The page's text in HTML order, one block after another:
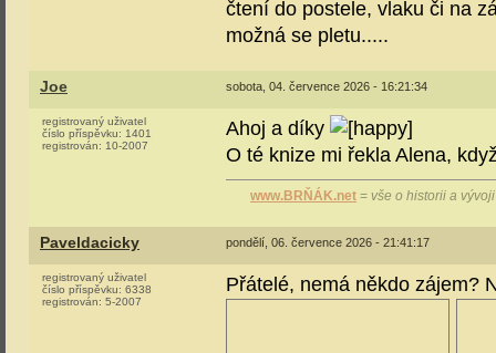
čtení do postele, vlaku či na
možná se pletu.....
Joe sobota, 04. července 2026 - 16:21:34
registrovaný uživatel
číslo příspěvku: 1401
registrován: 10-2007
Ahoj a díky
O té knize mi řekla Alena,
www.BRŇÁK.net = vše o historii a
Paveldacicky pondělí, 06. července 2026 - 21:41:17
registrovaný uživatel
číslo příspěvku: 6338
registrován: 5-2007
Přátelé, nemá někdo zájem?